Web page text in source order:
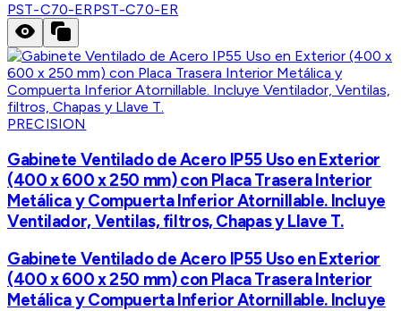
PST-C70-ERPST-C70-ER
PRECISION
Gabinete Ventilado de Acero IP55 Uso en Exterior
(400 x 600 x 250 mm) con Placa Trasera Interior
Metálica y Compuerta Inferior Atornillable. Incluye
Ventilador, Ventilas, filtros, Chapas y Llave T.
Gabinete Ventilado de Acero IP55 Uso en Exterior
(400 x 600 x 250 mm) con Placa Trasera Interior
Metálica y Compuerta Inferior Atornillable. Incluye